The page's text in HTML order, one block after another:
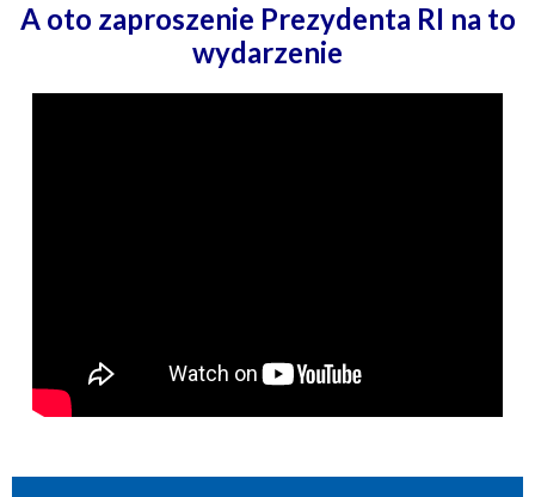
A oto zaproszenie Prezydenta RI na to
wydarzenie